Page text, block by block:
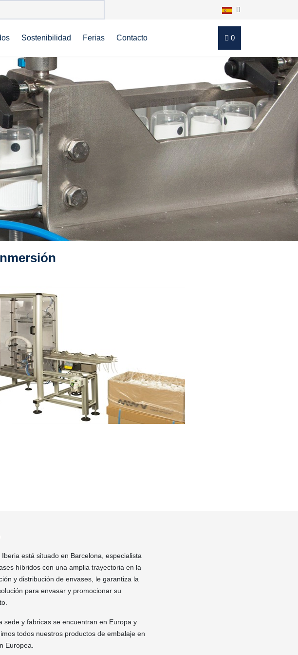
Sostenibilidad Ferias Contacto 0
Iberia está situado en Barcelona, especialista
híbridos con una amplia trayectoria en la
y distribución de envases, le garantiza la
para envasar y promocionar su
sede y fabricas se encuentran en Europa y
todos nuestros productos de embalaje en
Europea.